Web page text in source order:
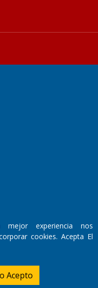
experiencia nos
cookies. Acepta El
Acepto